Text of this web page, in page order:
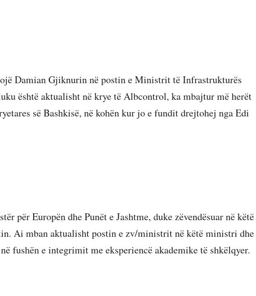
Damian Gjiknurin në postin e Ministrit të Infrastrukturës
është aktualisht në krye të Albcontrol, ka mbajtur më herët
së Bashkisë, në kohën kur jo e fundit drejtohej nga Edi
për Europën dhe Punët e Jashtme, duke zëvendësuar në këtë
Ai mban aktualisht postin e zv/ministrit në këtë ministri dhe
fushën e integrimit me eksperiencë akademike të shkëlqyer.